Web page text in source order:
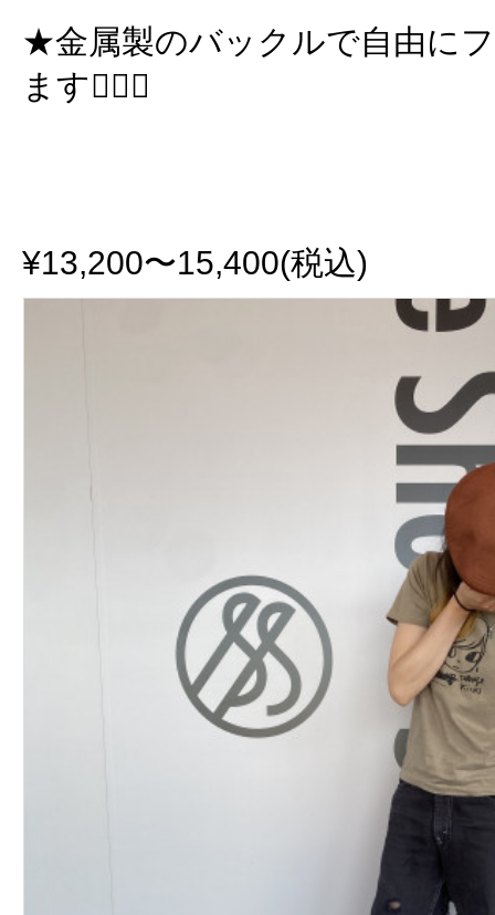
★金属製のバックルで自由に
ます🙆🏻‍♀️
¥13,200〜15,400(税込)